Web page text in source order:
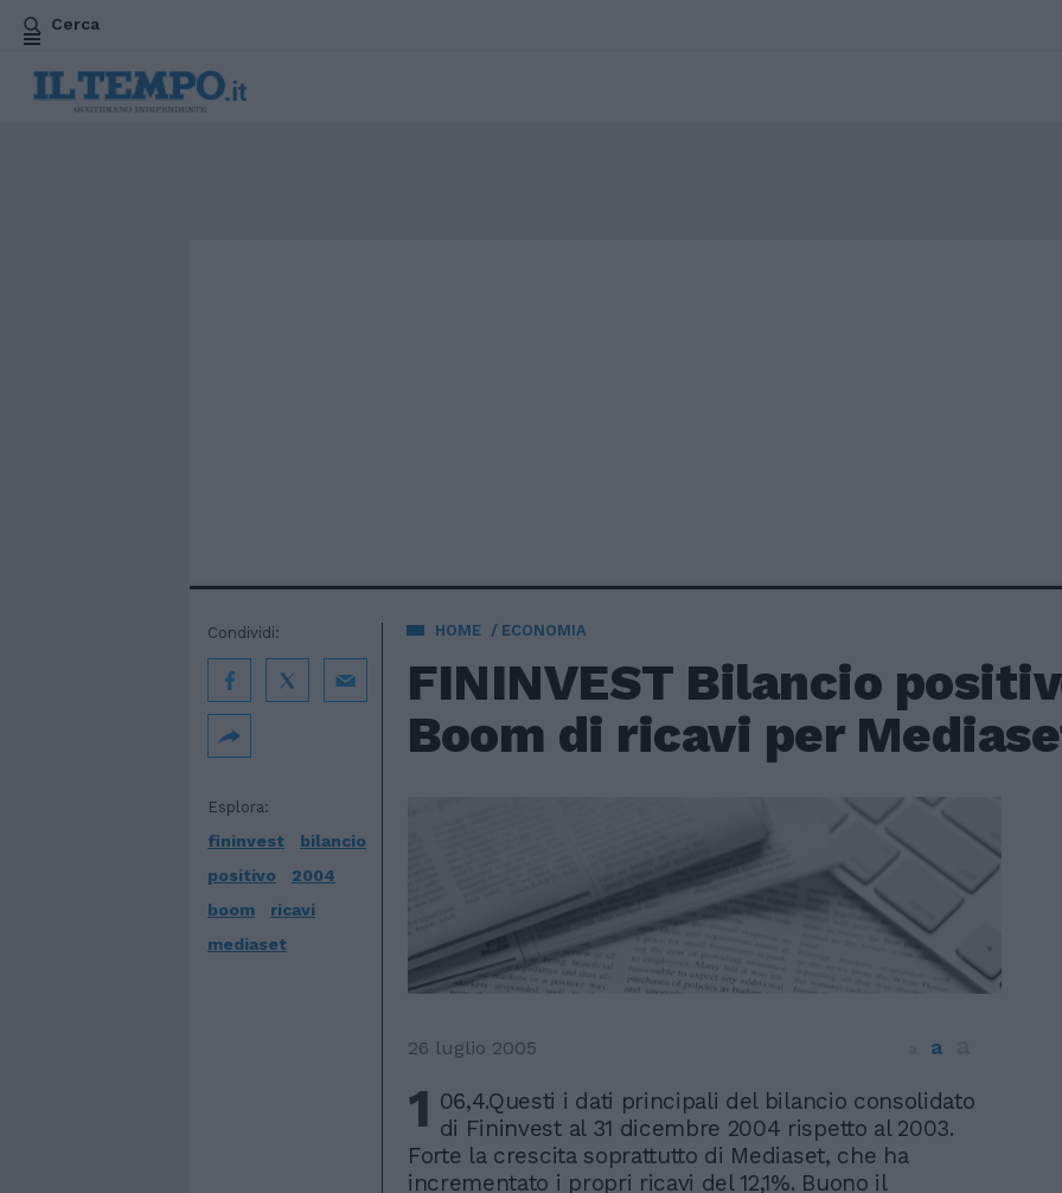
Cerca
HOME ECONOMIA
FININVEST Bilancio
Boom di ricavi per
Esplora:
fininvest
bilancio
positivo
2004
boom
ricavi
mediaset
Condividi:
26 luglio 2005 a
1 06,4.Questi i dati principali del bilancio consolidato
di Fininvest al 31 dicembre 2004 rispetto al 2003.
Forte la crescita soprattutto di Mediaset, che ha
incrementato i propri ricavi del 12,1%. Buono il